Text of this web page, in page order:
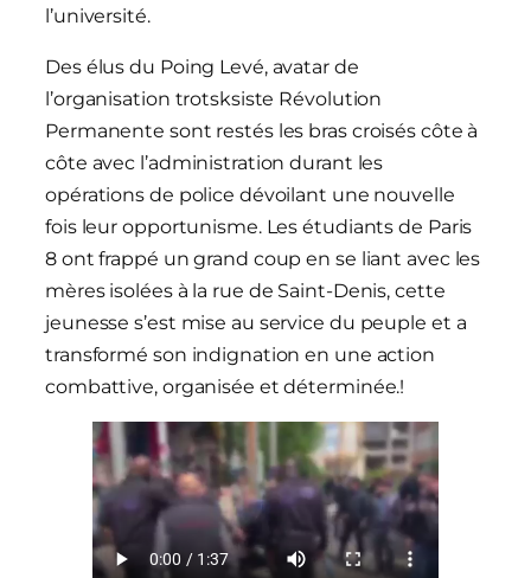
l’université.
Des élus du Poing Levé, avatar de
l’organisation trotsksiste Révolution
Permanente sont restés les bras croisés côte à
côte avec l’administration durant les
opérations de police dévoilant une nouvelle
fois leur opportunisme. Les étudiants de Paris
8 ont frappé un grand coup en se liant avec les
mères isolées à la rue de Saint-Denis, cette
jeunesse s’est mise au service du peuple et a
transformé son indignation en une action
combattive, organisée et déterminée.!